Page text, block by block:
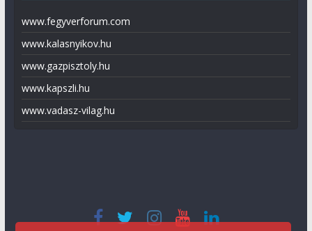
www.fegyverforum.com
www.kalasnyikov.hu
www.gazpisztoly.hu
www.kapszli.hu
www.vadasz-vilag.hu